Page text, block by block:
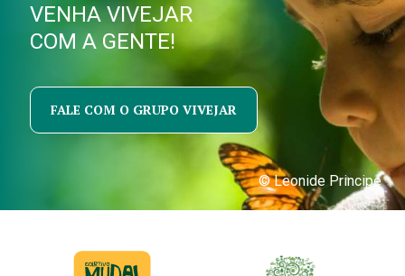
VENHA VIVEJAR
COM A GENTE!
FALE COM O GRUPO VIVEJAR
© Leonide Principe